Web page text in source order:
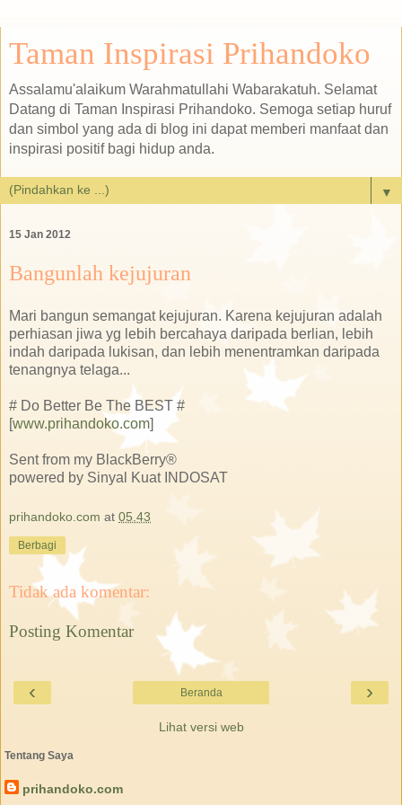
Taman Inspirasi Prihandoko
Assalamu'alaikum Warahmatullahi Wabarakatuh. Selamat
Datang di Taman Inspirasi Prihandoko. Semoga setiap huruf
dan simbol yang ada di blog ini dapat memberi manfaat dan
inspirasi positif bagi hidup anda.
▼
15 Jan 2012
Bangunlah kejujuran
Mari bangun semangat kejujuran. Karena kejujuran adalah
perhiasan jiwa yg lebih bercahaya daripada berlian, lebih
indah daripada lukisan, dan lebih menentramkan daripada
tenangnya telaga...
# Do Better Be The BEST #
[www.prihandoko.com]
Sent from my BlackBerry®
powered by Sinyal Kuat INDOSAT
prihandoko.com at 05.43
Berbagi
Tidak ada komentar:
Posting Komentar
‹ ›
Beranda
Lihat versi web
Tentang Saya
prihandoko.com